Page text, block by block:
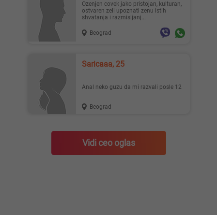
Ozenjen covek jako pristojan, kulturan,
ostvaren zeli upoznati zenu istih
shvatanja i razmisljanj...
Beograd
Saricaaa, 25
Anal neko guzu da mi razvali posle 12
Beograd
Vidi ceo oglas